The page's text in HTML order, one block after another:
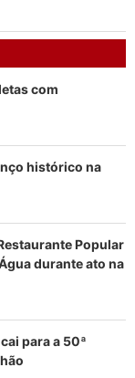
com
histórico na
Popular
durante ato na
para a 50ª